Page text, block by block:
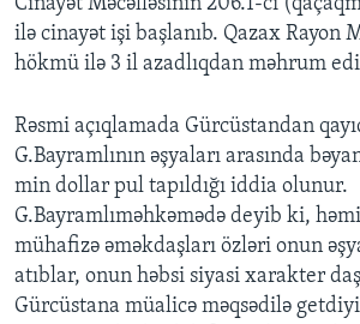
Cinayət Məcəlləsinin 206.1-ci
ilə cinayət işi başlanıb. Qazax Rayon
hökmü ilə 3 il azadlıqdan məhrum
Rəsmi açıqlamada Gürcüstandan
G.Bayramlının əşyaları arasında
min dollar pul tapıldığı iddia olunur.
G.Bayramlıməhkəmədə deyib ki,
mühafizə əməkdaşları özləri onun
atıblar, onun həbsi siyasi xarakter
Gürcüstana müalicə məqsədilə